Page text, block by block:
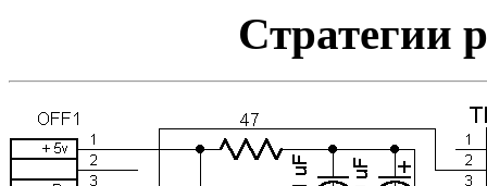
Стратегии